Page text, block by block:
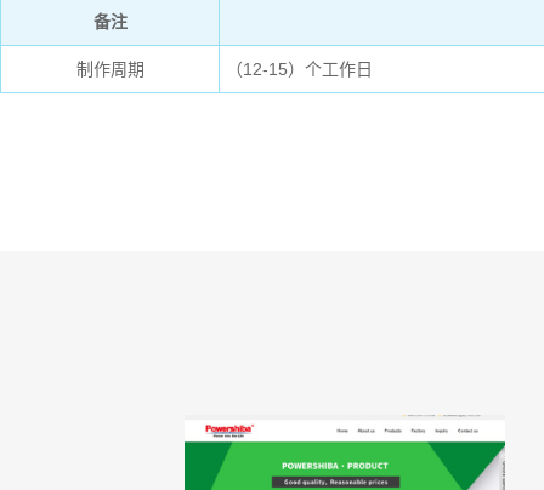
备注
制作周期 （12-15）个工作日